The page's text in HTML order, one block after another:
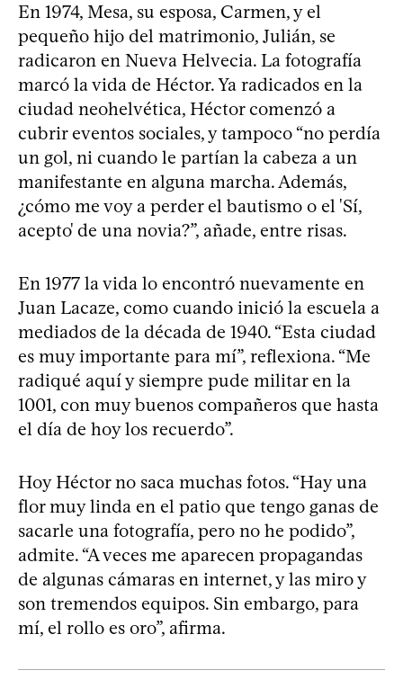
En 1974, Mesa, su esposa, Carmen, y el
pequeño hijo del matrimonio, Julián, se
radicaron en Nueva Helvecia. La fotografía
marcó la vida de Héctor. Ya radicados en la
ciudad neohelvética, Héctor comenzó a
cubrir eventos sociales, y tampoco “no perdía
un gol, ni cuando le partían la cabeza a un
manifestante en alguna marcha. Además,
¿cómo me voy a perder el bautismo o el 'Sí,
acepto' de una novia?”, añade, entre risas.
En 1977 la vida lo encontró nuevamente en
Juan Lacaze, como cuando inició la escuela a
mediados de la década de 1940. “Esta ciudad
es muy importante para mí”, reflexiona. “Me
radiqué aquí y siempre pude militar en la
1001, con muy buenos compañeros que hasta
el día de hoy los recuerdo”.
Hoy Héctor no saca muchas fotos. “Hay una
flor muy linda en el patio que tengo ganas de
sacarle una fotografía, pero no he podido”,
admite. “A veces me aparecen propagandas
de algunas cámaras en internet, y las miro y
son tremendos equipos. Sin embargo, para
mí, el rollo es oro”, afirma.